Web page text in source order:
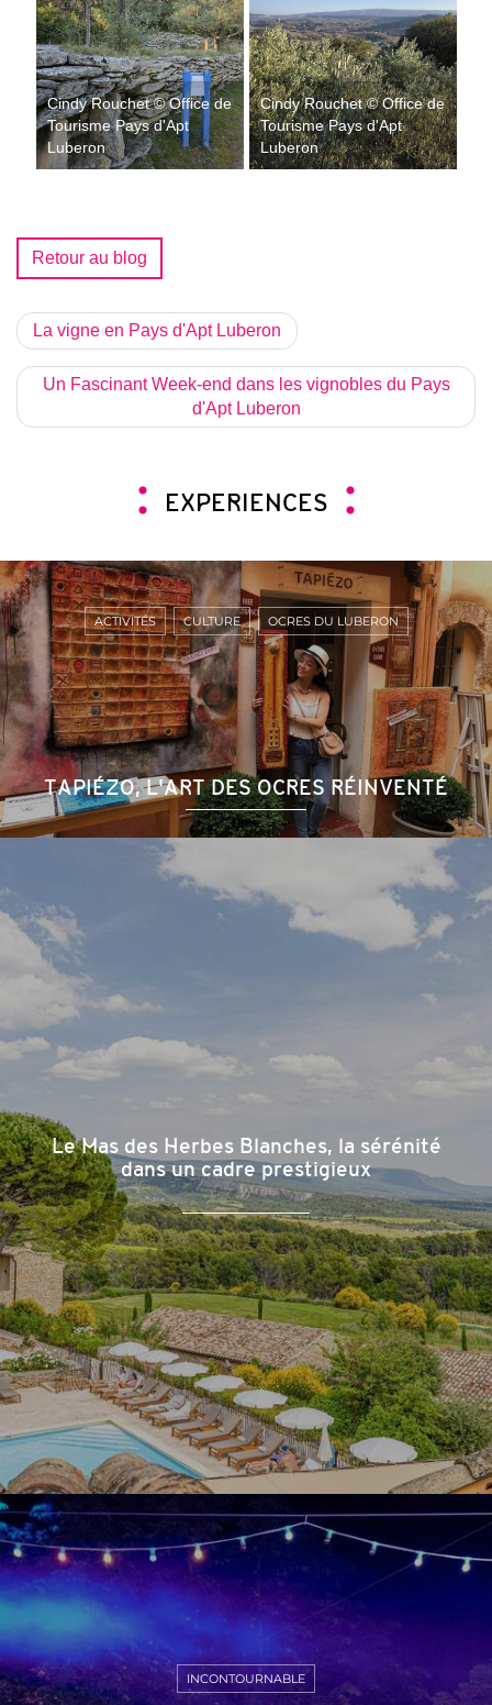
Cindy Rouchet © Office de
Tourisme Pays d'Apt
Luberon
Cindy Rouchet © Office de
Tourisme Pays d'Apt
Luberon
Retour au blog
La vigne en Pays d'Apt Luberon
Un Fascinant Week-end dans les vignobles du Pays
d'Apt Luberon
EXPERIENCES
TAPIÉZO, L'ART DES OCRES RÉINVENTÉ
ACTIVITÉS CULTURE OCRES DU LUBERON
Le Mas des Herbes Blanches, la sérénité
dans un cadre prestigieux
INCONTOURNABLE